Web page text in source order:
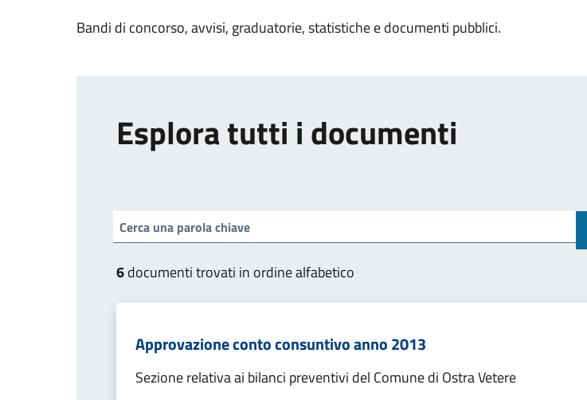
Bandi di concorso, avvisi, graduatorie, statistiche e documenti pubblici.
Esplora tutti i documenti
6documenti trovati in ordine alfabetico
Approvazione conto consuntivo anno 2013
Sezione relativa ai bilanci preventivi del Comune di Ostra Vetere